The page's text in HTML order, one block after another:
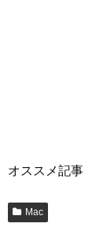
オススメ記事
Mac